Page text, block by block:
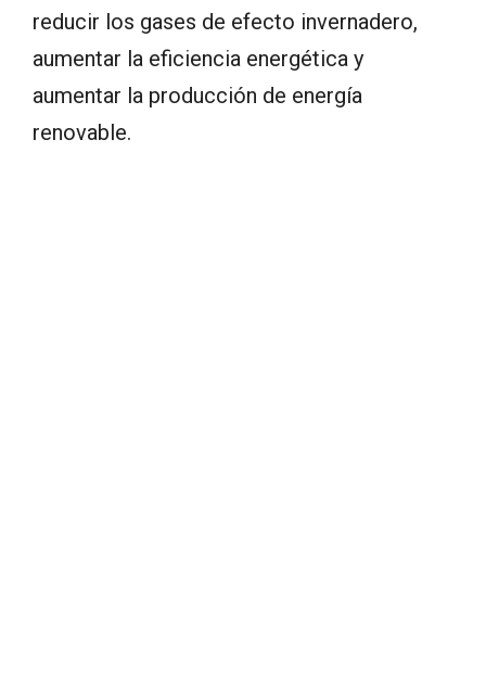
reducir los gases de efecto invernadero,
aumentar la eficiencia energética y
aumentar la producción de energía
renovable.